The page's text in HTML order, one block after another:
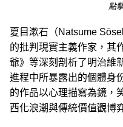
點
夏目漱石（Natsume
的批判現實主義作家，其
爺》等深刻剖析了明治維
進程中所暴露出的個體身
的作品以‌心理描寫為鏡，
西化浪潮與傳統價值觀博